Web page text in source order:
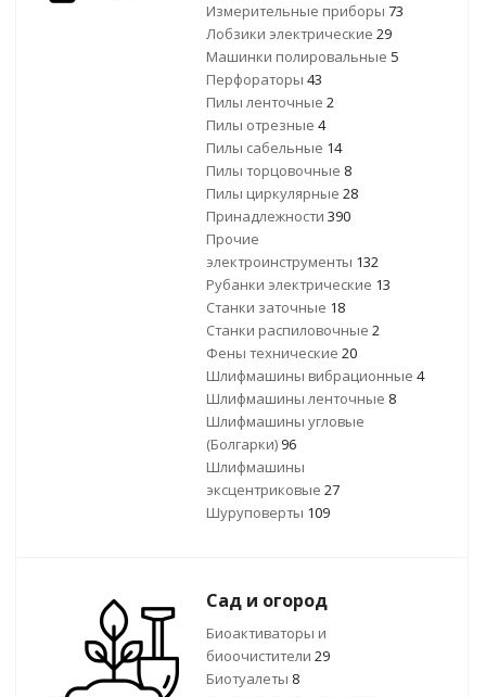
Измерительные приборы 73
Лобзики электрические 29
Машинки полировальные 5
Перфораторы 43
Пилы ленточные 2
Пилы отрезные 4
Пилы сабельные 14
Пилы торцовочные 8
Пилы циркулярные 28
Принадлежности 390
Прочие
электроинструменты 132
Рубанки электрические 13
Станки заточные 18
Станки распиловочные 2
Фены технические 20
Шлифмашины вибрационные 4
Шлифмашины ленточные 8
Шлифмашины угловые
(Болгарки) 96
Шлифмашины
эксцентриковые 27
Шуруповерты 109
Сад и огород
Биоактиваторы и
биоочистители 29
Биотуалеты 8